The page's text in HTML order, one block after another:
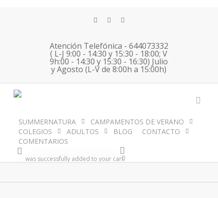
twitterfacebookinstagram
Atención Telefónica - 644073332
( L-J 9:00 - 14:30 y 15:30 - 18:00; V
9h:00 - 14:30 y 15:30 - 16:30) Julio
y Agosto (L-V de 8:00h a 15:00h)
SUMMERNATURA
CAMPAMENTOS DE VERANO
COLEGIOS
ADULTOS BLOG
CONTACTO
COMENTARIOS
0
was successfully added to your cart.
inmersion de
francés Archivos -
SUMMERNATURA